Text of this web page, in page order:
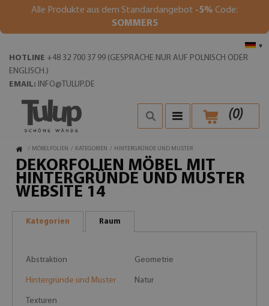
Alle Produkte aus dem Standardangebot -5% Code:
SOMMER5
▾
HOTLINE +48 32 700 37 99 (GESPRÄCHE NUR AUF POLNISCH ODER
ENGLISCH.)
EMAIL: INFO@TULUP.DE
(0)
/ MÖBELFOLIEN / KATEGORIEN / HINTERGRÜNDE UND MUSTER
DEKORFOLIEN MÖBEL MIT
HINTERGRÜNDE UND MUSTER
WEBSITE 14
Kategorien Raum
Abstraktion Geometrie
Hintergründe und Muster Natur
Texturen